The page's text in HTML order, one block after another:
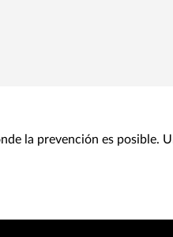
la prevención es posible.